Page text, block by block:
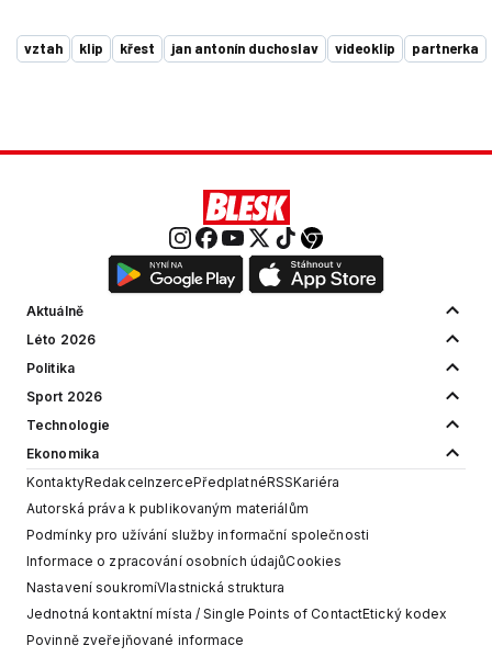
vztah klip křest jan antonín duchoslav videoklip partnerka
Aktuálně
Léto 2026
Politika
Sport 2026
Technologie
Ekonomika
KontaktyRedakceInzercePředplatnéRSSKariéra
Autorská práva k publikovaným materiálům
Podmínky pro užívání služby informační společnosti
Informace o zpracování osobních údajůCookies
Nastavení soukromíVlastnická struktura
Jednotná kontaktní místa / Single Points of ContactEtický kodex
Povinně zveřejňované informace